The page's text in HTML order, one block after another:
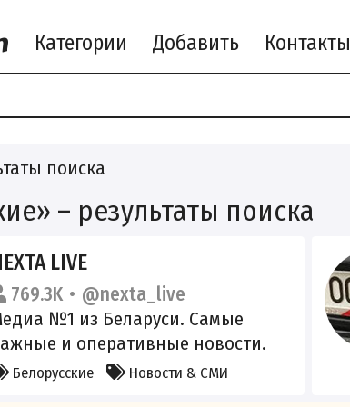
Категории Добавить Контакты
поиска
– результаты поиска
LIVE
769.3K
@nexta_live
№1 из Беларуси. Cамые
и оперативные новости.
Step VPN:
Белорусские Новости & СМИ